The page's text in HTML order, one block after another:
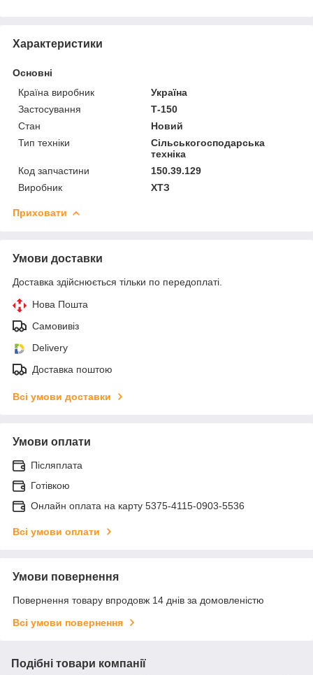
Характеристики
Основні
Країна виробник
Україна
Застосування
Т-150
Стан
Новий
Тип техніки
Сільськогосподарська
техніка
Код запчастини
150.39.129
Виробник
ХТЗ
Приховати
Умови доставки
Доставка здійснюється тільки по передоплаті.
Нова Пошта
Самовивіз
Delivery
Доставка поштою
Всі умови доставки
Умови оплати
Післяплата
Готівкою
Онлайн оплата на карту 5375-4115-0903-5536
Всі умови оплати
Умови повернення
Повернення товару впродовж 14 днів за домовленістю
Всі умови повернення
Подібні товари компанії